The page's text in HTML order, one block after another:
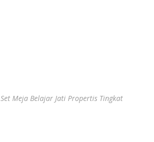
Set Meja Belajar Jati Propertis Tingkat